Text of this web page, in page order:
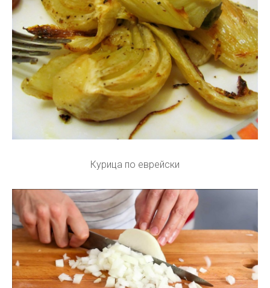
Курица по еврейски